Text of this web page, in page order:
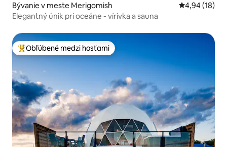
Bývanie v meste Merigomish Priemerné
4,94 (18)
Elegantný únik pri oceáne - vírivka a sauna
Najobľúbenejšie medzi hosťami
Obľúbené medzi hosťami